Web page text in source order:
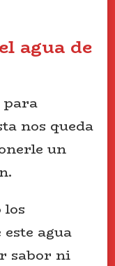
agua de
para
nos queda
un
los
agua
sabor ni